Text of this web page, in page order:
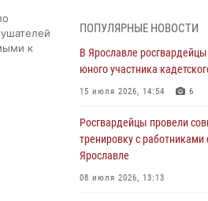
к
Ярославские Росгвардейцы
единицу гражданского
нарушением
30 июля 2026, 11:51
В региональном
состоялся молебен,
празднику Крещения Руси
28 июля 2026, 14:56
ПОПУЛЯРНЫЕ НОВОСТИ
В Ярославле
юного участника
15 июля 2026, 14:54 6
Росгвардейцы провели
тренировку с
Ярославле
08 июля 2026, 13:13